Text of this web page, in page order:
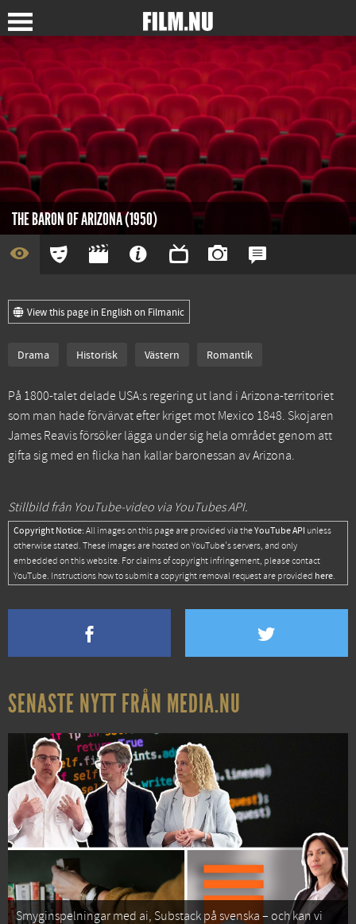
THE BARON OF ARIZONA (1950)
View this page in English on Filmanic
Drama Historisk Västern Romantik
På 1800-talet delade USA:s regering ut land i Arizona-territoriet
som man hade förvärvat efter kriget mot Mexico 1848. Skojaren
James Reavis försöker lägga under sig hela området genom att
gifta sig med en flicka han kallar baronessan av Arizona.
Stillbild från YouTube-video via YouTubes API.
Copyright Notice: All images on this page are provided via theYouTube API unless
otherwise stated. These images are hosted on YouTube's servers, and only
embedded on this website. For claims of copyright infringement, please contact
YouTube. Instructions how to submit a copyright removal request are provided here.
SENASTE NYTT FRÅN MEDIA.NU
Smyginspelningar med ai, Substack på svenska – och kan vi